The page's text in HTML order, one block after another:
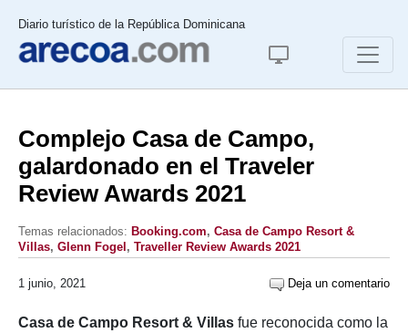
Diario turístico de la República Dominicana
Complejo Casa de Campo,
galardonado en el Traveler
Review Awards 2021
Temas relacionados: Booking.com, Casa de Campo Resort &
Villas, Glenn Fogel , Traveller Review Awards 2021
1 junio, 2021 Deja un comentario
Casa de Campo Resort & Villas fue reconocida como la